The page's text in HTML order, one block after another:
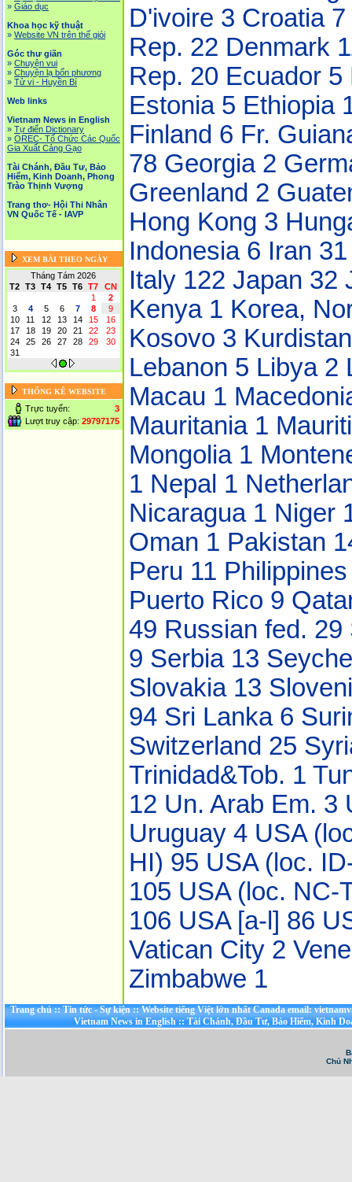
» Giáo dục
Khoa học kỹ thuật
» Website VN trên thế giói
Góc thư giãn
» Chuyện vui
» Chuyện lạ bốn phương
» Tử vi - Huyền Bí
Web links
Vietnam News in English
» Tự điển Dictionary
» OREC- Tố Chức Các Quốc
Gia Xuất Cảng Gạo
Tài Chánh, Đầu Tư, Bảo
Hiểm, Kinh Doanh, Phong
Trào Thịnh Vượng
Trang thơ- Hội Thi Nhân
VN Quốc Tế - IAVP
XEM BÀI THEO NGÀY
Tháng Tám 2026
T2
T3 T4 T5 T6 T7
CN
1
2
3
4 5 6 7 8
9
10
11 12 13 14 15
16
17
18 19 20 21 22
23
24
25 26 27 28 29
30
31
THỐNG KÊ WEBSITE
Trực tuyến:
3
Lượt truy cập: 29797175
D'ivoire 3 Croatia 7
Rep. 22 Denmark
Rep. 20 Ecuador 5
Estonia 5 Ethiopia
Finland 6 Fr.
78 Georgia 2
Greenland 2
Hong Kong 3
Indonesia 6 Iran
Italy 122 Japan 32
Kenya 1 Korea,
Kosovo 3
Lebanon 5 Libya 2
Macau 1
Mauritania 1
Mongolia 1
1 Nepal 1
Nicaragua 1 Niger
Oman 1 Pakistan
Peru 11
Puerto Rico 9
49 Russian fed. 29
9 Serbia 13
Slovakia 13
94 Sri Lanka 6
Switzerland 25
Trinidad&Tob. 1
12 Un. Arab Em. 3
Uruguay 4 USA
HI) 95 USA (loc.
105 USA (loc. NC-
106 USA [a-l] 86
Vatican City 2
Zimbabwe 1
Trang chủ::Tin tức - Sự kiện::Website tiếng Việt lớn nhất Canada email:
Vietnam News in English::Tài Chánh, Đầu Tư, Bảo Hiểm, Kinh
Chủ